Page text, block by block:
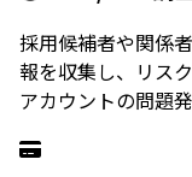
採用候補者や関係
報を収集し、リス
アカウントの問題